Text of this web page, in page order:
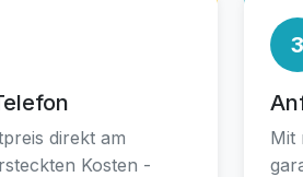
direkt am
Kosten -
3
Mit